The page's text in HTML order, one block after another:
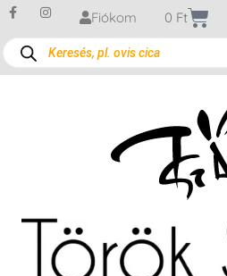
Fiókom 0 Ft